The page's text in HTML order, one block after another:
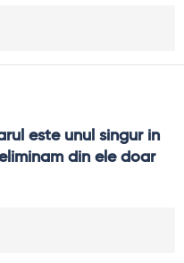
este unul singur in
din ele doar